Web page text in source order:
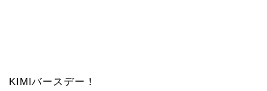
KIMIバースデー！